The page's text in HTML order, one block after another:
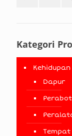
Kategori
Kehidupan
Dapur
Perabot
Tempat